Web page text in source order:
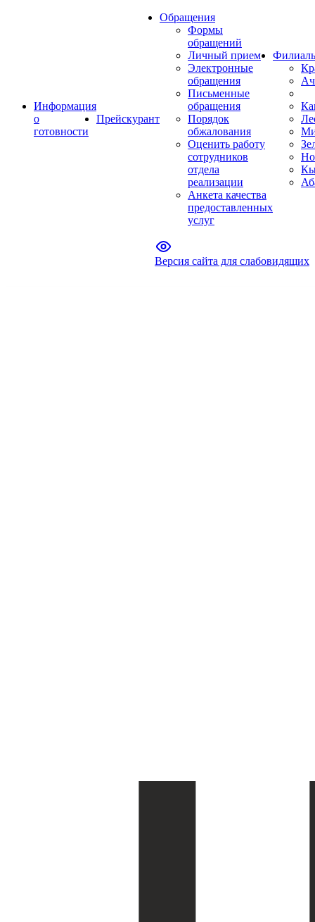
Информация
о
готовности
Прейскурант
Обращения
Формы
обращений
Личный прием
Электронные
обращения
Письменные
обращения
Порядок
обжалования
Оценить работу
сотрудников
отдела
реализации
Анкета качества
предоставленных
услуг
Версия сайта для слабовидящих